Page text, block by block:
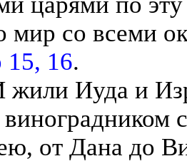
мир со всеми
15, 16.
жили Иуда и
от Дана до